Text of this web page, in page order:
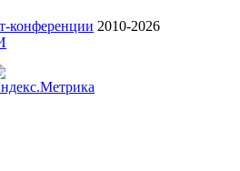
конференции 2010-2026